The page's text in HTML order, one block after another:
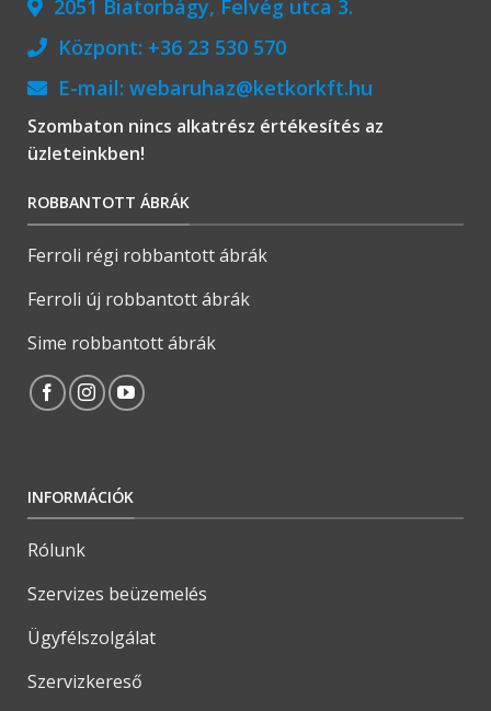
2051 Biatorbágy, Felvég utca 3.
Központ: +36 23 530 570
E-mail: webaruhaz@ketkorkft.hu
Szombaton nincs alkatrész értékesítés az
üzleteinkben!
ROBBANTOTT ÁBRÁK
Ferroli régi robbantott ábrák
Ferroli új robbantott ábrák
Sime robbantott ábrák
INFORMÁCIÓK
Rólunk
Szervizes beüzemelés
Ügyfélszolgálat
Szervizkereső